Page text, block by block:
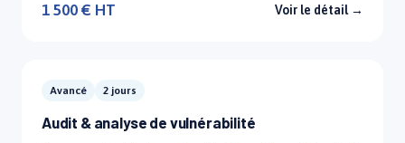
1 500 € HT Voir le détail →
Avancé 2 jours
Audit & analyse de vulnérabilité